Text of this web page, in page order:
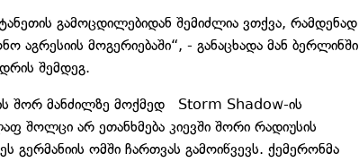
გამოცდილებიდან შემიძლია ვთქვა, რამდენად
აგრესიის მოგერიებაში“, - განაცხადა მან ბერლინში
შემდეგ.
შორ მანძილზე მოქმედ Storm Shadow-ის
შოლცი არ ეთანხმება კიევში შორი რადიუსის
გერმანიის ომში ჩართვას გამოიწვევს. ქემერონმა